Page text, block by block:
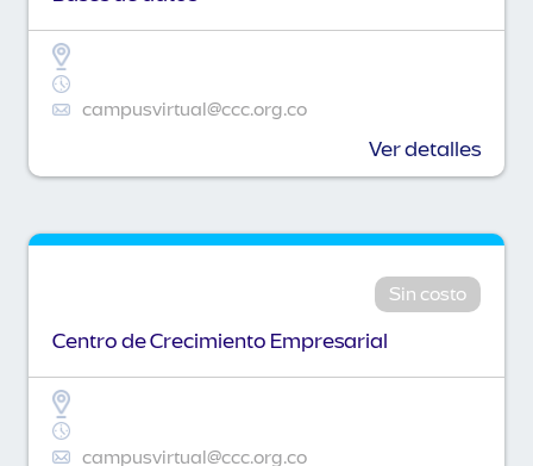
campusvirtual@ccc.org.co
Ver detalles
Sin costo
Centro de Crecimiento Empresarial
campusvirtual@ccc.org.co